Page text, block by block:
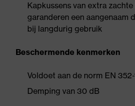
Kapkussens van extra
garanderen een aangenaam
bij langdurig gebruik
Beschermende kenmerken
Voldoet aan de norm EN 352-
Demping van 30 dB